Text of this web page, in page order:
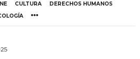
CULTURA
DERECHOS HUMANOS